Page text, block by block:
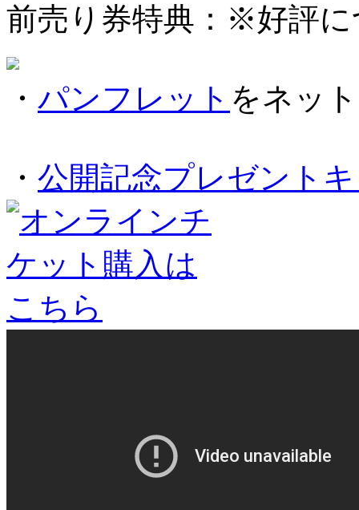
前売り券特典：※好評
・ パンフレット をネッ
・ 公開記念プレゼント